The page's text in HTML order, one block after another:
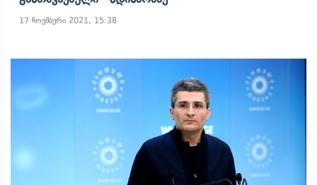
17 ნოემბერი 2021, 15:38